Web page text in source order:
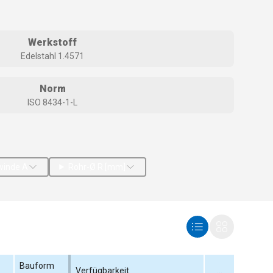
Werkstoff
Edelstahl 1.4571
Norm
ISO 8434-1-L
Bauform Gewinde + Norm
Verfügbarkeit